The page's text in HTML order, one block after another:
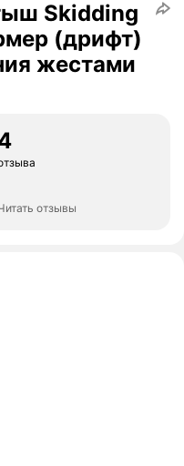
Skidding
(дрифт)
жестами
отзывы